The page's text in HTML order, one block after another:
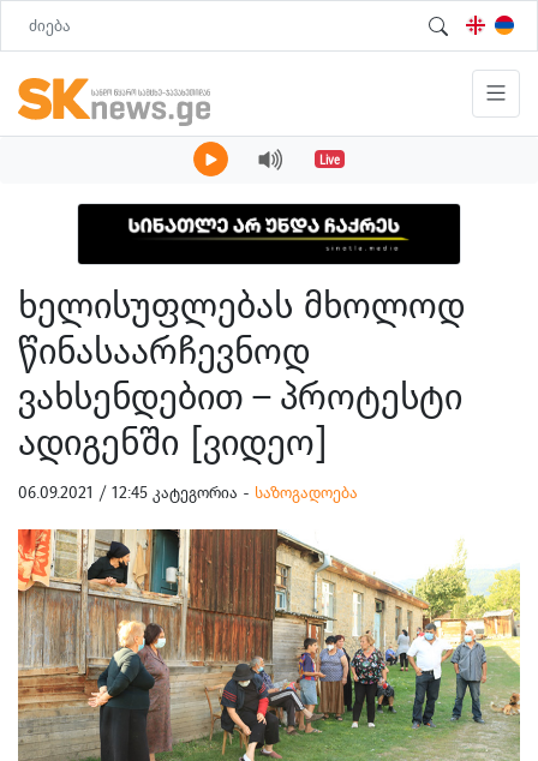
Live
ხელისუფლებას მხოლოდ
წინასაარჩევნოდ
ვახსენდებით – პროტესტი
ადიგენში [ვიდეო]
06.09.2021 / 12:45 კატეგორია - საზოგადოება